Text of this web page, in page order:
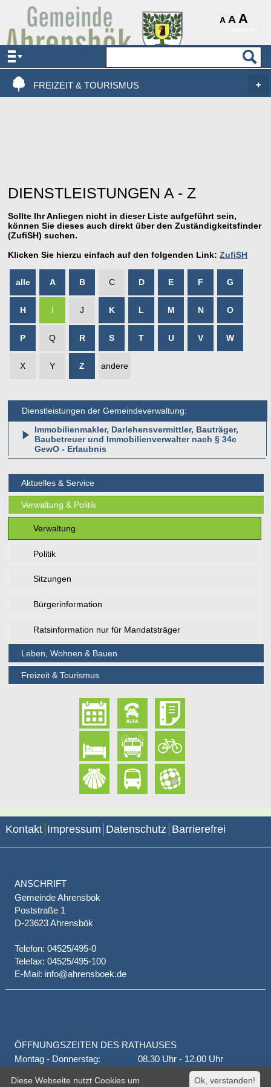
A A A
AKTUELLES & SERVICE
VERWALTUNG & POLITIK
FREIZEIT & TOURISMUS
DIENSTLEISTUNGEN A - Z
Sollte Ihr Anliegen nicht in dieser Liste aufgeführt sein,
können Sie dieses auch direkt über den Zuständigkeitsfinder
(ZufiSH) suchen.
Klicken Sie hierzu einfach auf den folgenden Link:ZufiSH
alle A B C D E F G
H I J K L M N O
P Q R S T U V W
X Y Z andere
Dienstleistungen der Gemeindeverwaltung:
Immobilienmakler, Darlehensvermittler, Bauträger,
Baubetreuer und Immobilienverwalter nach § 34c
GewO - Erlaubnis
Aktuelles & Service
Verwaltung & Politik
Verwaltung
Politik
Sitzungen
Bürgerinformation
Ratsinformation nur für Mandatsträger
Leben, Wohnen & Bauen
Freizeit & Tourismus
Kontakt Impressum Datenschutz Barrierefrei
ANSCHRIFT
Gemeinde Ahrensbök
Poststraße 1
D-23623 Ahrensbök
Telefon: 04525/495-0
Telefax: 04525/495-100
E-Mail: info@ahrensboek.de
ÖFFNUNGSZEITEN DES RATHAUSES
Montag - Donnerstag:
08.30 Uhr - 12.00 Uhr
14.00 Uhr - 18.00 Uhr
jeden 1. und 3. Montag
16.00 Uhr - 18.00 UhrOk, verstanden!
Diese Webseite nutzt Cookies um